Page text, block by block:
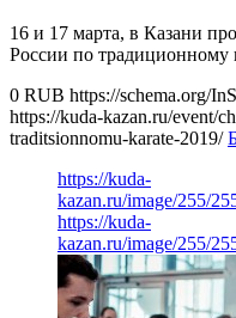
16 и 17 марта, в Казани
России по традиционному
0 RUB https://schema.org/
https://kuda-kazan.ru/event/
traditsionnomu-karate-2019/
https://kuda-
kazan.ru/image/255/
https://kuda-
kazan.ru/image/255/